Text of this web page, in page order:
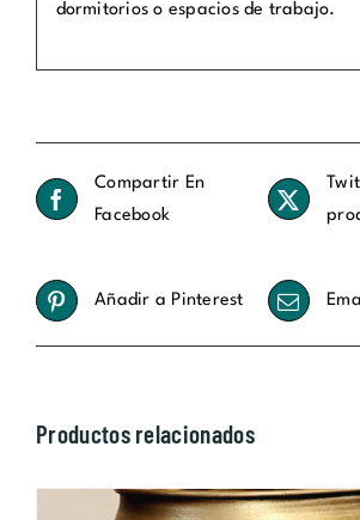
dormitorios o espacios de trabajo.
Compartir En
Facebook
Añadir a Pinterest
Productos relacionados